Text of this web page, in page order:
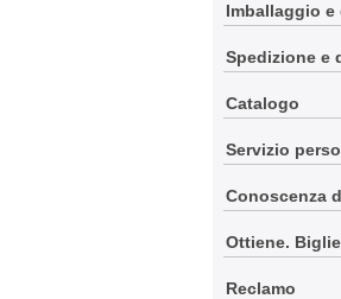
Imballaggio e
Spedizione e
Catalogo
Servizio
Conoscenza
Ottiene.
Reclamo